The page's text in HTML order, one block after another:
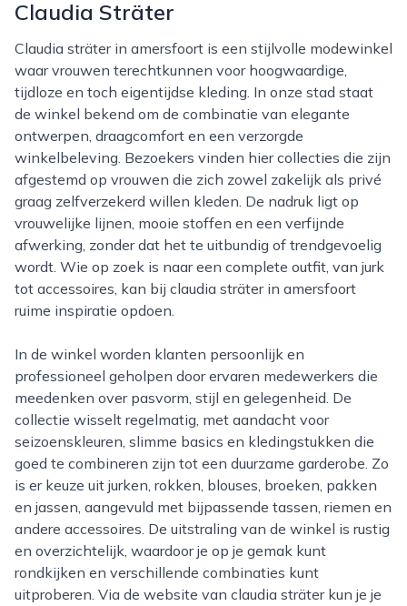
Claudia Sträter
Claudia sträter in amersfoort is een stijlvolle modewinkel
waar vrouwen terechtkunnen voor hoogwaardige,
tijdloze en toch eigentijdse kleding. In onze stad staat
de winkel bekend om de combinatie van elegante
ontwerpen, draagcomfort en een verzorgde
winkelbeleving. Bezoekers vinden hier collecties die zijn
afgestemd op vrouwen die zich zowel zakelijk als privé
graag zelfverzekerd willen kleden. De nadruk ligt op
vrouwelijke lijnen, mooie stoffen en een verfijnde
afwerking, zonder dat het te uitbundig of trendgevoelig
wordt. Wie op zoek is naar een complete outfit, van jurk
tot accessoires, kan bij claudia sträter in amersfoort
ruime inspiratie opdoen.
In de winkel worden klanten persoonlijk en
professioneel geholpen door ervaren medewerkers die
meedenken over pasvorm, stijl en gelegenheid. De
collectie wisselt regelmatig, met aandacht voor
seizoenskleuren, slimme basics en kledingstukken die
goed te combineren zijn tot een duurzame garderobe. Zo
is er keuze uit jurken, rokken, blouses, broeken, pakken
en jassen, aangevuld met bijpassende tassen, riemen en
andere accessoires. De uitstraling van de winkel is rustig
en overzichtelijk, waardoor je op je gemak kunt
rondkijken en verschillende combinaties kunt
uitproberen. Via de website van claudia sträter kun je je